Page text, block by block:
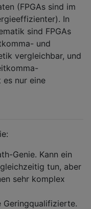
(FPGAs sind im
In
sind FPGAs
und
vergleichbar, und
nur eine
Genie. Kann ein
tun, aber
sehr komplex
Geringqualifizierte.